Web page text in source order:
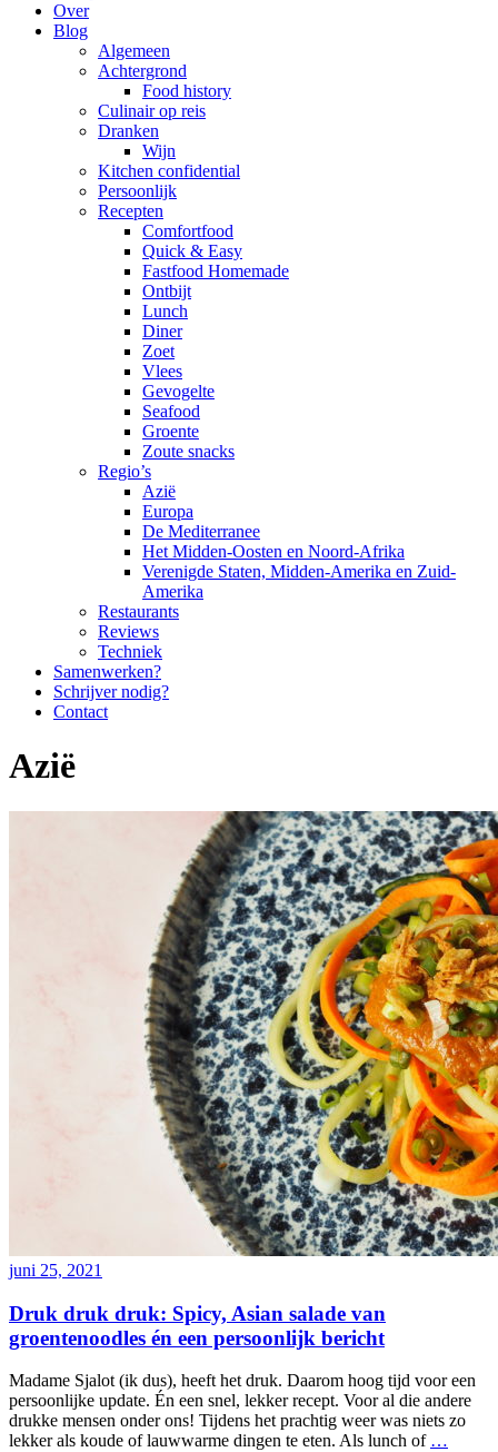
Over
Blog
Algemeen
Achtergrond
Food history
Culinair op reis
Dranken
Wijn
Kitchen confidential
Persoonlijk
Recepten
Comfortfood
Quick & Easy
Fastfood Homemade
Ontbijt
Lunch
Diner
Zoet
Vlees
Gevogelte
Seafood
Groente
Zoute snacks
Regio’s
Azië
Europa
De Mediterranee
Het Midden-Oosten en Noord-Afrika
Verenigde Staten, Midden-Amerika en Zuid-
Amerika
Restaurants
Reviews
Techniek
Samenwerken?
Schrijver nodig?
Contact
Azië
juni 25, 2021
Druk druk druk: Spicy, Asian salade van
groentenoodles én een persoonlijk bericht
Madame Sjalot (ik dus), heeft het druk. Daarom hoog tijd voor een
persoonlijke update. Én een snel, lekker recept. Voor al die andere
drukke mensen onder ons! Tijdens het prachtig weer was niets zo
lekker als koude of lauwwarme dingen te eten. Als lunch of …